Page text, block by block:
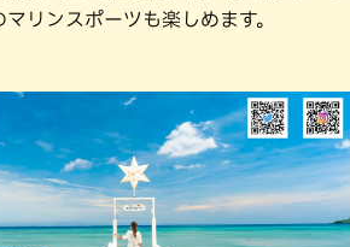
リンスポーツも楽しめます。